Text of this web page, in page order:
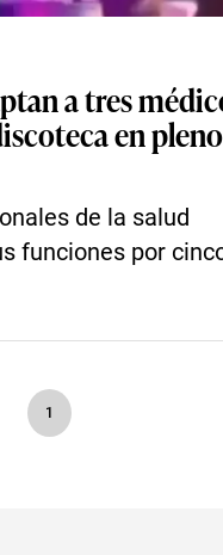
a tres
en
de la salud
funciones por
1